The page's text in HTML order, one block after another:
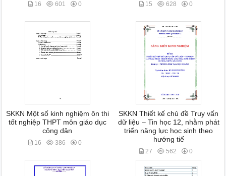
16 601 0 15 628 0
SKKN Một số kinh nghiệm ôn thi
tốt nghiệp THPT môn giáo dục
công dân
16 386 0
SKKN Thiết kế chủ đề Truy vấn
dữ liệu – Tin học 12, nhằm phát
triển năng lực học sinh theo
hướng tiế
27 562 0